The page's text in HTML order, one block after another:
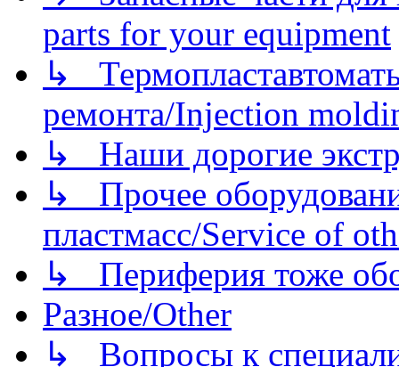
parts for your equipment
↳
ремонта/Injection
↳ Наши дорогие
↳ Прочее
пластмасс/Service of
↳ Периферия тоже
Разное/Other
↳ Вопросы к